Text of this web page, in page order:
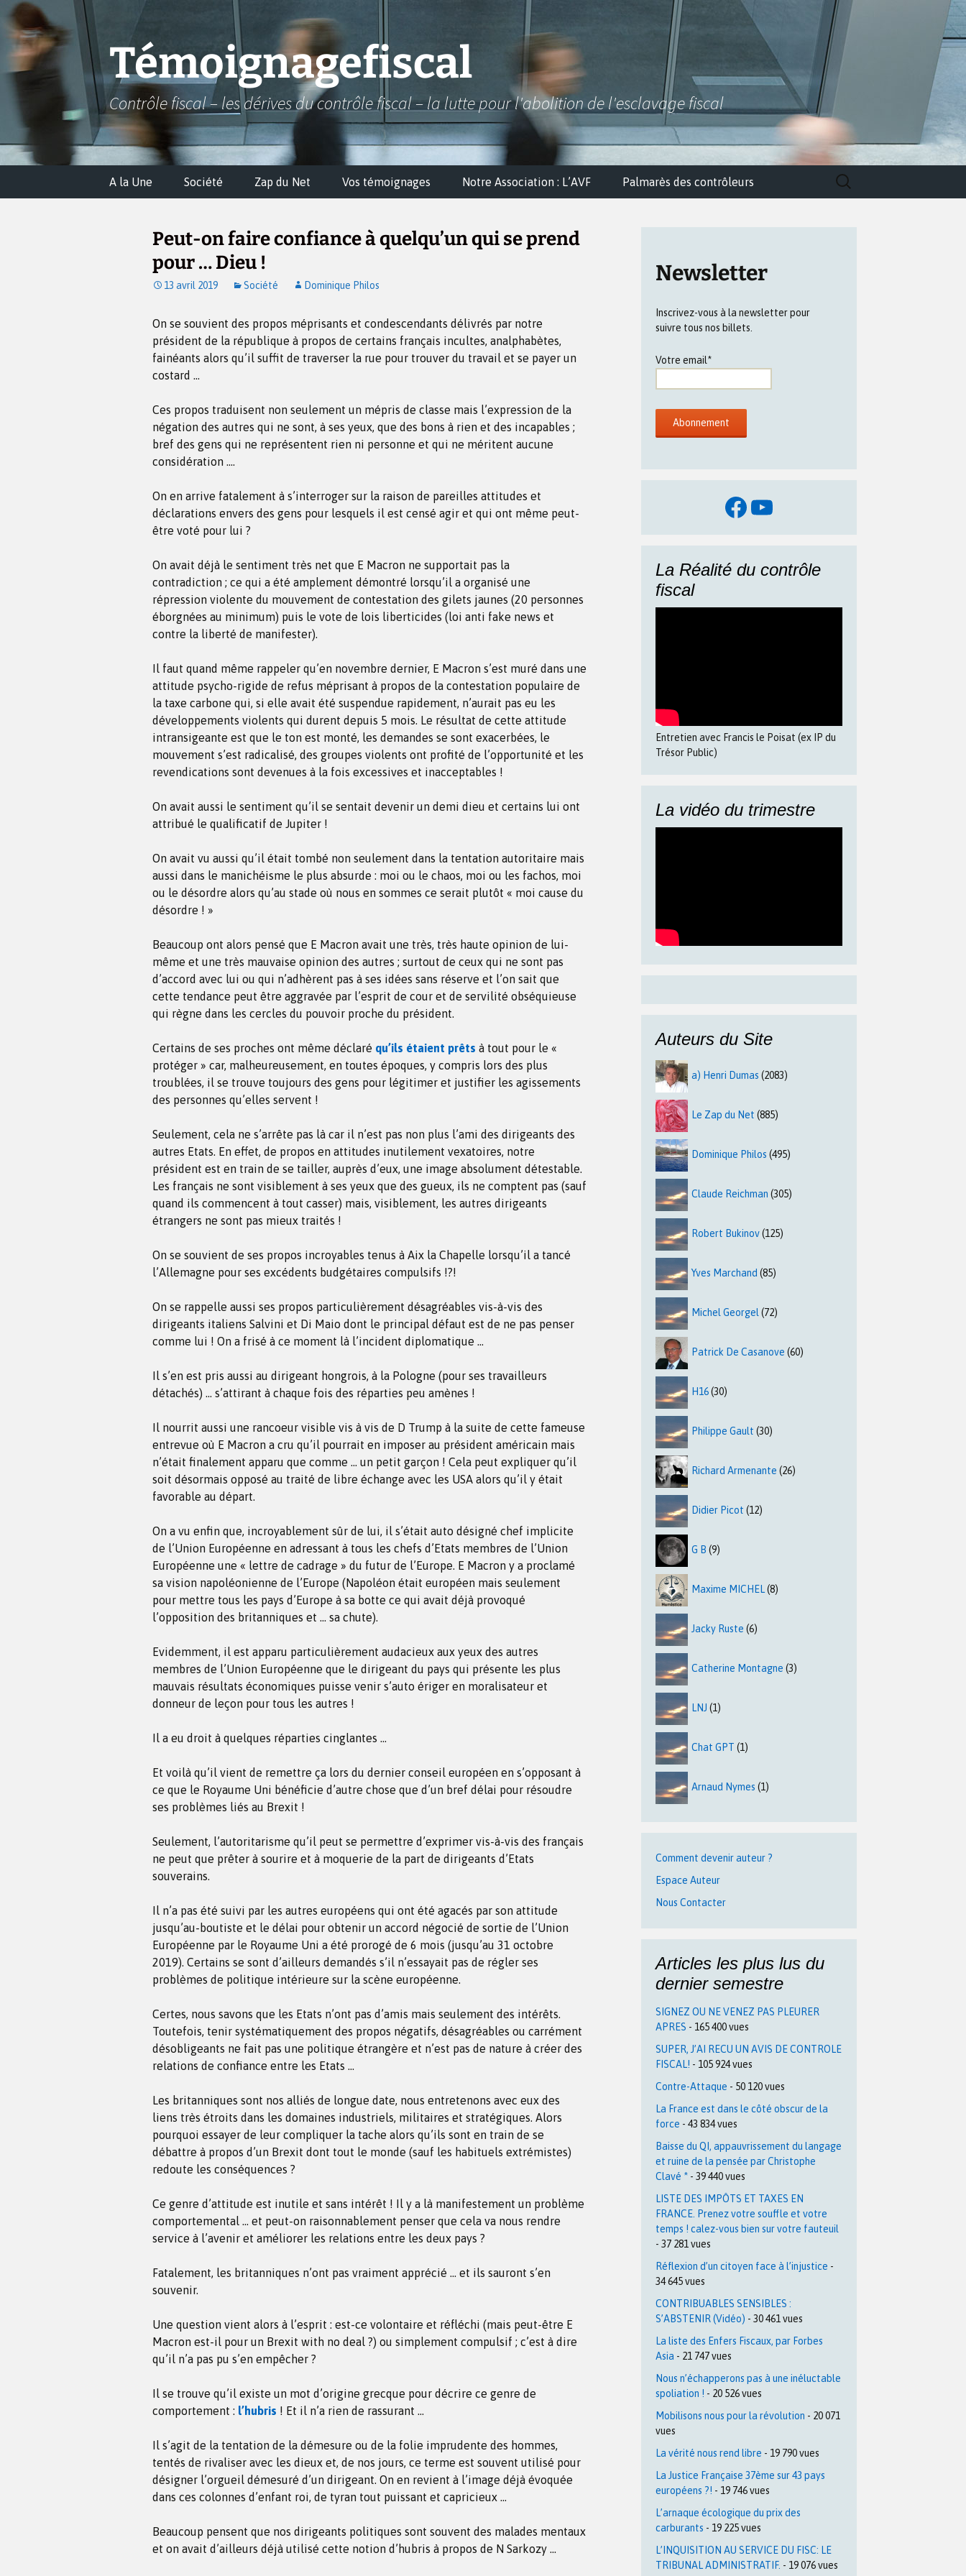
Aller
au
contenu
Témoignagefiscal
Contrôle fiscal – les dérives du contrôle fiscal – la lutte pour l'abolition de l'esclavage fiscal
A la Une Société Zap du Net Vos témoignages Notre Association : L’AVF Palmarès des contrôleurs
Rechercher :
Peut-on faire confiance à quelqu’un qui se prend
pour … Dieu !
13 avril 2019 Société Dominique Philos
On se souvient des propos méprisants et condescendants délivrés par notre
président de la république à propos de certains français incultes, analphabètes,
fainéants alors qu’il suffit de traverser la rue pour trouver du travail et se payer un
costard …
Ces propos traduisent non seulement un mépris de classe mais l’expression de la
négation des autres qui ne sont, à ses yeux, que des bons à rien et des incapables ;
bref des gens qui ne représentent rien ni personne et qui ne méritent aucune
considération ….
On en arrive fatalement à s’interroger sur la raison de pareilles attitudes et
déclarations envers des gens pour lesquels il est censé agir et qui ont même peut-
être voté pour lui ?
On avait déjà le sentiment très net que E Macron ne supportait pas la
contradiction ; ce qui a été amplement démontré lorsqu’il a organisé une
répression violente du mouvement de contestation des gilets jaunes (20 personnes
éborgnées au minimum) puis le vote de lois liberticides (loi anti fake news et
contre la liberté de manifester).
Il faut quand même rappeler qu’en novembre dernier, E Macron s’est muré dans une
attitude psycho-rigide de refus méprisant à propos de la contestation populaire de
la taxe carbone qui, si elle avait été suspendue rapidement, n’aurait pas eu les
développements violents qui durent depuis 5 mois. Le résultat de cette attitude
intransigeante est que le ton est monté, les demandes se sont exacerbées, le
mouvement s’est radicalisé, des groupes violents ont profité de l’opportunité et les
revendications sont devenues à la fois excessives et inacceptables !
On avait aussi le sentiment qu’il se sentait devenir un demi dieu et certains lui ont
attribué le qualificatif de Jupiter !
On avait vu aussi qu’il était tombé non seulement dans la tentation autoritaire mais
aussi dans le manichéisme le plus absurde : moi ou le chaos, moi ou les fachos, moi
ou le désordre alors qu’au stade où nous en sommes ce serait plutôt « moi cause du
désordre ! »
Beaucoup ont alors pensé que E Macron avait une très, très haute opinion de lui-
même et une très mauvaise opinion des autres ; surtout de ceux qui ne sont pas
d’accord avec lui ou qui n’adhèrent pas à ses idées sans réserve et l’on sait que
cette tendance peut être aggravée par l’esprit de cour et de servilité obséquieuse
qui règne dans les cercles du pouvoir proche du président.
Certains de ses proches ont même déclaré qu’ils étaient prêts à tout pour le «
protéger » car, malheureusement, en toutes époques, y compris lors des plus
troublées, il se trouve toujours des gens pour légitimer et justifier les agissements
des personnes qu’elles servent !
Seulement, cela ne s’arrête pas là car il n’est pas non plus l’ami des dirigeants des
autres Etats. En effet, de propos en attitudes inutilement vexatoires, notre
président est en train de se tailler, auprès d’eux, une image absolument détestable.
Les français ne sont visiblement à ses yeux que des gueux, ils ne comptent pas (sauf
quand ils commencent à tout casser) mais, visiblement, les autres dirigeants
étrangers ne sont pas mieux traités !
On se souvient de ses propos incroyables tenus à Aix la Chapelle lorsqu’il a tancé
l’Allemagne pour ses excédents budgétaires compulsifs !?!
On se rappelle aussi ses propos particulièrement désagréables vis-à-vis des
dirigeants italiens Salvini et Di Maio dont le principal défaut est de ne pas penser
comme lui ! On a frisé à ce moment là l’incident diplomatique …
Il s’en est pris aussi au dirigeant hongrois, à la Pologne (pour ses travailleurs
détachés) … s’attirant à chaque fois des réparties peu amènes !
Il nourrit aussi une rancoeur visible vis à vis de D Trump à la suite de cette fameuse
entrevue où E Macron a cru qu’il pourrait en imposer au président américain mais
n’était finalement apparu que comme … un petit garçon ! Cela peut expliquer qu’il
soit désormais opposé au traité de libre échange avec les USA alors qu’il y était
favorable au départ.
On a vu enfin que, incroyablement sûr de lui, il s’était auto désigné chef implicite
de l’Union Européenne en adressant à tous les chefs d’Etats membres de l’Union
Européenne une « lettre de cadrage » du futur de l’Europe. E Macron y a proclamé
sa vision napoléonienne de l’Europe (Napoléon était européen mais seulement
pour mettre tous les pays d’Europe à sa botte ce qui avait déjà provoqué
l’opposition des britanniques et … sa chute).
Evidemment, il est apparu particulièrement audacieux aux yeux des autres
membres de l’Union Européenne que le dirigeant du pays qui présente les plus
mauvais résultats économiques puisse venir s’auto ériger en moralisateur et
donneur de leçon pour tous les autres !
Il a eu droit à quelques réparties cinglantes …
Et voilà qu’il vient de remettre ça lors du dernier conseil européen en s’opposant à
ce que le Royaume Uni bénéficie d’autre chose que d’un bref délai pour résoudre
ses problèmes liés au Brexit !
Seulement, l’autoritarisme qu’il peut se permettre d’exprimer vis-à-vis des français
ne peut que prêter à sourire et à moquerie de la part de dirigeants d’Etats
souverains.
Il n’a pas été suivi par les autres européens qui ont été agacés par son attitude
jusqu’au-boutiste et le délai pour obtenir un accord négocié de sortie de l’Union
Européenne par le Royaume Uni a été prorogé de 6 mois (jusqu’au 31 octobre
2019). Certains se sont d’ailleurs demandés s’il n’essayait pas de régler ses
problèmes de politique intérieure sur la scène européenne.
Certes, nous savons que les Etats n’ont pas d’amis mais seulement des intérêts.
Toutefois, tenir systématiquement des propos négatifs, désagréables ou carrément
désobligeants ne fait pas une politique étrangère et n’est pas de nature à créer des
relations de confiance entre les Etats …
Les britanniques sont nos alliés de longue date, nous entretenons avec eux des
liens très étroits dans les domaines industriels, militaires et stratégiques. Alors
pourquoi essayer de leur compliquer la tache alors qu’ils sont en train de se
débattre à propos d’un Brexit dont tout le monde (sauf les habituels extrémistes)
redoute les conséquences ?
Ce genre d’attitude est inutile et sans intérêt ! Il y a là manifestement un problème
comportemental … et peut-on raisonnablement penser que cela va nous rendre
service à l’avenir et améliorer les relations entre les deux pays ?
Fatalement, les britanniques n’ont pas vraiment apprécié … et ils sauront s’en
souvenir.
Une question vient alors à l’esprit : est-ce volontaire et réfléchi (mais peut-être E
Macron est-il pour un Brexit with no deal ?) ou simplement compulsif ; c’est à dire
qu’il n’a pas pu s’en empêcher ?
Il se trouve qu’il existe un mot d’origine grecque pour décrire ce genre de
comportement : l’hubris ! Et il n’a rien de rassurant …
Il s’agit de la tentation de la démesure ou de la folie imprudente des hommes,
tentés de rivaliser avec les dieux et, de nos jours, ce terme est souvent utilisé pour
désigner l’orgueil démesuré d’un dirigeant. On en revient à l’image déjà évoquée
dans ces colonnes d’enfant roi, de tyran tout puissant et capricieux …
Beaucoup pensent que nos dirigeants politiques sont souvent des malades mentaux
et on avait d’ailleurs déjà utilisé cette notion d’hubris à propos de N Sarkozy …
Newsletter
Inscrivez-vous à la newsletter pour
suivre tous nos billets.
Votre email*
Facebook
YouTube
La Réalité du contrôle
fiscal
Entretien avec Francis le Poisat (ex IP du
Trésor Public)
La vidéo du trimestre
Auteurs du Site
a) Henri Dumas (2083)
Le Zap du Net (885)
Dominique Philos (495)
Claude Reichman (305)
Robert Bukinov(125)
Yves Marchand (85)
Michel Georgel (72)
Patrick De Casanove (60)
H16(30)
Philippe Gault (30)
Richard Armenante (26)
Didier Picot (12)
G B (9)
Maxime MICHEL(8)
Jacky Ruste (6)
Catherine Montagne (3)
LNJ (1)
Chat GPT (1)
Arnaud Nymes (1)
Comment devenir auteur ?
Espace Auteur
Nous Contacter
Articles les plus lus du
dernier semestre
SIGNEZ OU NE VENEZ PAS PLEURER
APRES - 165 400 vues
SUPER, J’AI RECU UN AVIS DE CONTROLE
FISCAL! - 105 924 vues
Contre-Attaque - 50 120 vues
La France est dans le côté obscur de la
force - 43 834 vues
Baisse du QI, appauvrissement du langage
et ruine de la pensée par Christophe
Clavé * - 39 440 vues
LISTE DES IMPÔTS ET TAXES EN
FRANCE. Prenez votre souffle et votre
temps ! calez-vous bien sur votre fauteuil
- 37 281 vues
Réflexion d’un citoyen face à l’injustice -
34 645 vues
CONTRIBUABLES SENSIBLES :
S’ABSTENIR (Vidéo) - 30 461 vues
La liste des Enfers Fiscaux, par Forbes
Asia - 21 747 vues
Nous n’échapperons pas à une inéluctable
spoliation ! - 20 526 vues
Mobilisons nous pour la révolution - 20 071
vues
La vérité nous rend libre - 19 790 vues
La Justice Française 37ème sur 43 pays
européens ?! - 19 746 vues
L’arnaque écologique du prix des
carburants - 19 225 vues
L’INQUISITION AU SERVICE DU FISC: LE
TRIBUNAL ADMINISTRATIF. - 19 076 vues